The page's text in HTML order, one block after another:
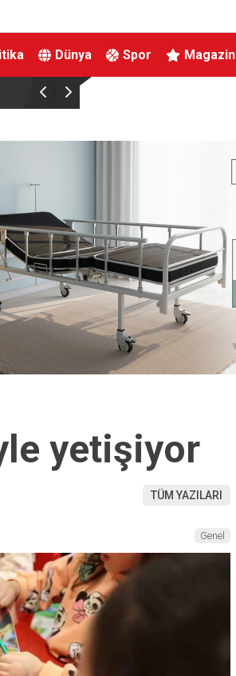
Dünya Spor Magazin
İçişleri Bakanı Çiftçi, Türkeli’de
yetişiyor
TÜM YAZILARI
Genel